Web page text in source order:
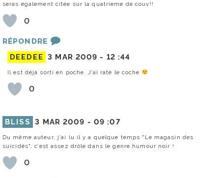
seras également citée sur la quatrième de couv!!
0
RÉPONDRE
DEEDEE 3 MAR 2009 - 12 :44
Il est déjà sorti en poche. J’ai raté le coche
0
BLISS 3 MAR 2009 - 09 :07
Du même auteur, j’ai lu il y a quelque temps "Le magasin des
suicidés", c’est assez drôle dans le genre humour noir !
0